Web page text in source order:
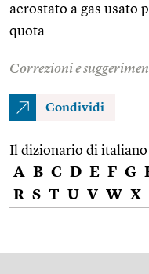
aerostato a gas usato
quota
Correzioni e
Condividi
Il dizionario di italiano
A B C D E F G
R S T U V W X